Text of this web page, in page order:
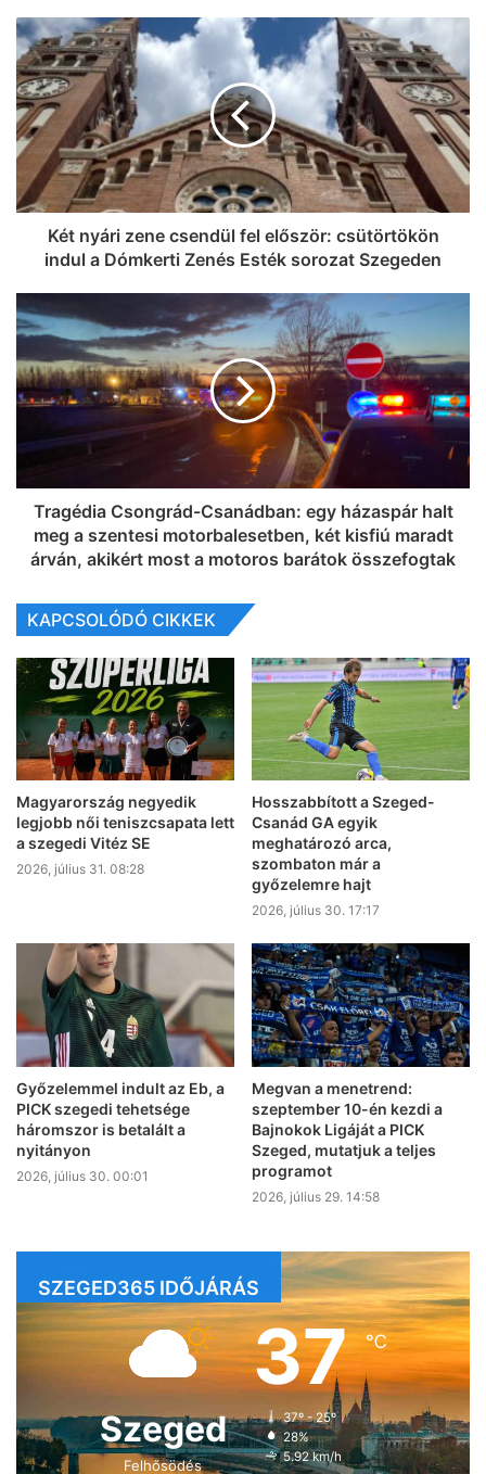
Két nyári zene csendül fel először: csütörtökön
indul a Dómkerti Zenés Esték sorozat Szegeden
Tragédia Csongrád-Csanádban: egy házaspár halt
meg a szentesi motorbalesetben, két kisfiú maradt
árván, akikért most a motoros barátok összefogtak
KAPCSOLÓDÓ CIKKEK
Magyarország negyedik
legjobb női teniszcsapata lett
a szegedi Vitéz SE
2026, július 31. 08:28
Hosszabbított a Szeged-
Csanád GA egyik
meghatározó arca,
szombaton már a
győzelemre hajt
2026, július 30. 17:17
Győzelemmel indult az Eb, a
PICK szegedi tehetsége
háromszor is betalált a
nyitányon
2026, július 30. 00:01
Megvan a menetrend:
szeptember 10-én kezdi a
Bajnokok Ligáját a PICK
Szeged, mutatjuk a teljes
programot
2026, július 29. 14:58
SZEGED365 IDŐJÁRÁS
Szeged
Felhősödés
37℃
37º - 25º
28%
5.92 km/h